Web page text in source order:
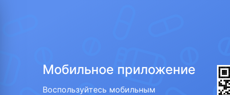
Мобильное приложение
Воспользуйтесь мобильным